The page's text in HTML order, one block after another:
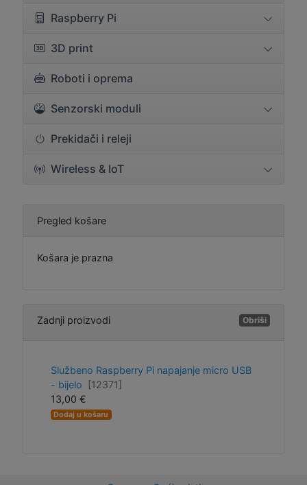
Raspberry Pi
3D print
Roboti i oprema
Senzorski moduli
Prekidači i releji
Wireless & IoT
Pregled košare
Košara je prazna
Zadnji proizvodi Obriši
Službeno Raspberry Pi napajanje micro USB
- bijelo
[12371]
13,00 €
Dodaj u košaru